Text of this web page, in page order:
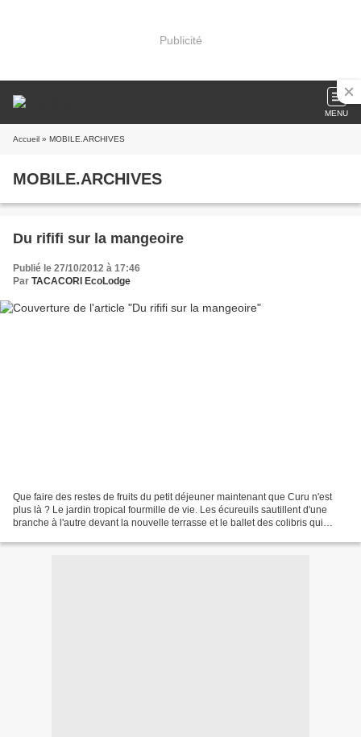
Publicité
MENU
Accueil » MOBILE.ARCHIVES
MOBILE.ARCHIVES
Du rififi sur la mangeoire
Publié le 27/10/2012 à 17:46
Par TACACORI EcoLodge
Que faire des restes de fruits du petit déjeuner maintenant que Curu n'est
plus là ? Le jardin tropical fourmille de vie. Les écureuils sautillent d'une
branche à l'autre devant la nouvelle terrasse et le ballet des colibris qui